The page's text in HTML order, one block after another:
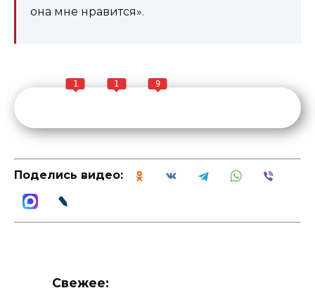
она мне нравится».
1 1 9
Поделись видео:
Свежее: